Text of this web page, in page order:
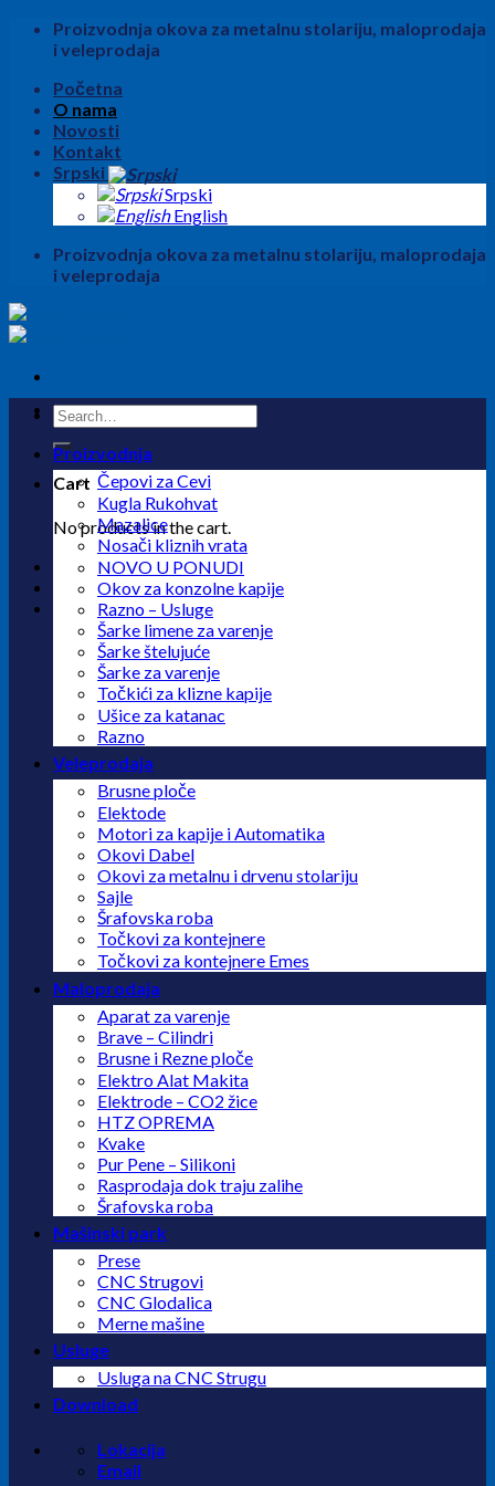
Skip
Proizvodnja okova za metalnu stolariju, maloprodaja
i veleprodaja
Početna
O nama
Novosti
Kontakt
Srpski
Srpski
English
Proizvodnja okova za metalnu stolariju, maloprodaja
i veleprodaja
Search
for:
Cart
No products in the cart.
Proizvodnja
Čepovi za Cevi
Kugla Rukohvat
Mazalice
Nosači kliznih vrata
NOVO U PONUDI
Okov za konzolne kapije
Razno – Usluge
Šarke limene za varenje
Šarke štelujuće
Šarke za varenje
Točkići za klizne kapije
Ušice za katanac
Razno
Veleprodaja
Brusne ploče
Elektode
Motori za kapije i Automatika
Okovi Dabel
Okovi za metalnu i drvenu stolariju
Sajle
Šrafovska roba
Točkovi za kontejnere
Točkovi za kontejnere Emes
Maloprodaja
Aparat za varenje
Brave – Cilindri
Brusne i Rezne ploče
Elektro Alat Makita
Elektrode – CO2 žice
HTZ OPREMA
Kvake
Pur Pene – Silikoni
Rasprodaja dok traju zalihe
Šrafovska roba
Mašinski park
Prese
CNC Strugovi
CNC Glodalica
Merne mašine
Usluge
Usluga na CNC Strugu
Download
Lokacija
Email